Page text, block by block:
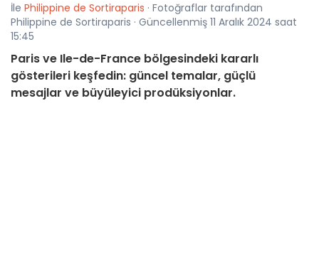
İle Philippine de Sortiraparis · Fotoğraflar tarafından
Philippine de Sortiraparis · Güncellenmiş 11 Aralık 2024 saat
15:45
Paris ve Ile-de-France bölgesindeki kararlı
gösterileri keşfedin: güncel temalar, güçlü
mesajlar ve büyüleyici prodüksiyonlar.